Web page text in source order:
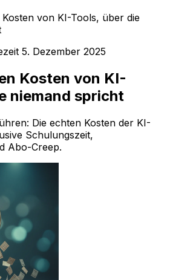
von KI-Tools, über die
5. Dezember 2025
Kosten von KI-
niemand spricht
Die echten Kosten der KI-
Schulungszeit,
Abo-Creep.